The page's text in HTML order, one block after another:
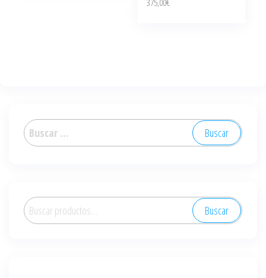
Buscar:
Buscar
por:
Buscar